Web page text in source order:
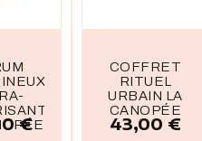
€
COFFRET
RITUEL
URBAIN LA
CANOPÉE
Prix
43,00 €